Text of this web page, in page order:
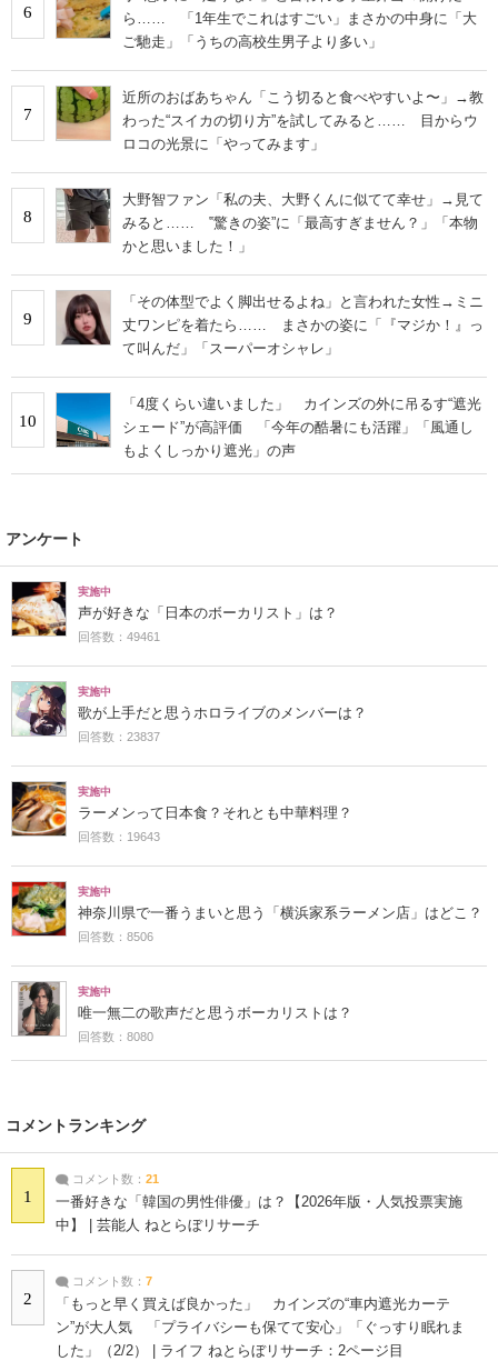
6
ら…… 「1年生でこれはすごい」まさかの中身に「大
ご馳走」「うちの高校生男子より多い」
7
近所のおばあちゃん「こう切ると食べやすいよ〜」→教
わった“スイカの切り方”を試してみると…… 目からウ
ロコの光景に「やってみます」
8
大野智ファン「私の夫、大野くんに似てて幸せ」→見て
みると…… ‟驚きの姿”に「最高すぎません？」「本物
かと思いました！」
9
「その体型でよく脚出せるよね」と言われた女性→ミニ
丈ワンピを着たら…… まさかの姿に「『マジか！』っ
て叫んだ」「スーパーオシャレ」
10
「4度くらい違いました」 カインズの外に吊るす“遮光
シェード”が高評価 「今年の酷暑にも活躍」「風通し
もよくしっかり遮光」の声
アンケート
実施中
声が好きな「日本のボーカリスト」は？
回答数：49461
実施中
歌が上手だと思うホロライブのメンバーは？
回答数：23837
実施中
ラーメンって日本食？それとも中華料理？
回答数：19643
実施中
神奈川県で一番うまいと思う「横浜家系ラーメン店」はどこ？
回答数：8506
実施中
唯一無二の歌声だと思うボーカリストは？
回答数：8080
コメントランキング
1
コメント数： 21
一番好きな「韓国の男性俳優」は？【2026年版・人気投票実施
中】 | 芸能人 ねとらぼリサーチ
2
コメント数： 7
「もっと早く買えば良かった」 カインズの“車内遮光カーテ
ン”が大人気 「プライバシーも保てて安心」「ぐっすり眠れま
した」（2/2） | ライフ ねとらぼリサーチ：2ページ目